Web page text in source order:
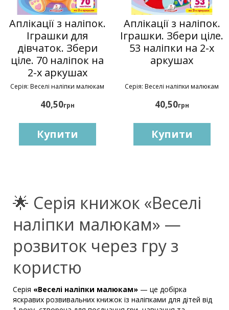
Аплікації з наліпок.
Іграшки для
дівчаток. Збери
ціле. 70 наліпок на
2-х аркушах
Серія: Веселі наліпки малюкам
40,50грн
Купити
Аплікації з наліпок.
Іграшки. Збери ціле.
53 наліпки на 2-х
аркушах
Серія: Веселі наліпки малюкам
40,50грн
Купити
🌟 Серія книжок «Веселі
наліпки малюкам» —
розвиток через гру з
користю
Серія «Веселі наліпки малюкам» — це добірка
яскравих розвивальних книжок із наліпками для дітей від